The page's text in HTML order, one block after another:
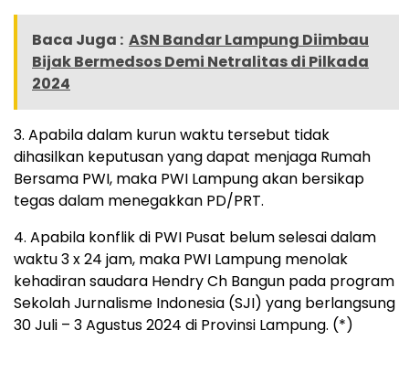
Baca Juga : ASN Bandar Lampung Diimbau
Bijak Bermedsos Demi Netralitas di Pilkada
2024
3. Apabila dalam kurun waktu tersebut tidak
dihasilkan keputusan yang dapat menjaga Rumah
Bersama PWI, maka PWI Lampung akan bersikap
tegas dalam menegakkan PD/PRT.
4. Apabila konflik di PWI Pusat belum selesai dalam
waktu 3 x 24 jam, maka PWI Lampung menolak
kehadiran saudara Hendry Ch Bangun pada program
Sekolah Jurnalisme Indonesia (SJI) yang berlangsung
30 Juli – 3 Agustus 2024 di Provinsi Lampung. (*)